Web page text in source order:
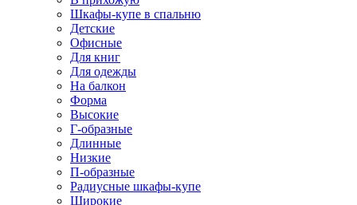
Шкафы-купе в спальню
Детские
Офисные
Для книг
Для одежды
На балкон
Форма
Высокие
Г-образные
Длинные
Низкие
П-образные
Радиусные шкафы-купе
Широкие